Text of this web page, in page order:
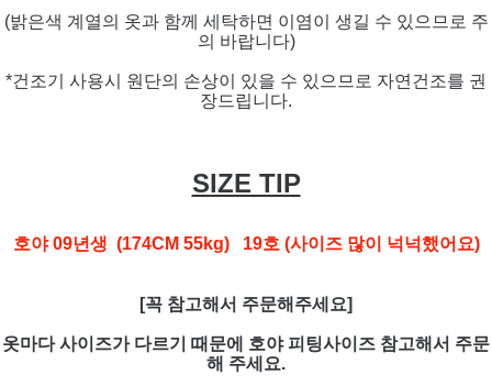
(밝은색 계열의 옷과 함께 세탁하면 이염이 생길 수 있으므로 주
의 바랍니다)
*건조기 사용시 원단의 손상이 있을 수 있으므로 자연건조를 권
장드립니다.
SIZE TIP
호야 09년생 (174CM 55kg) 19호 (사이즈 많이 넉넉했어요)
[꼭 참고해서 주문해주세요]
옷마다 사이즈가 다르기 때문에 호야 피팅사이즈 참고해서 주문
해 주세요.